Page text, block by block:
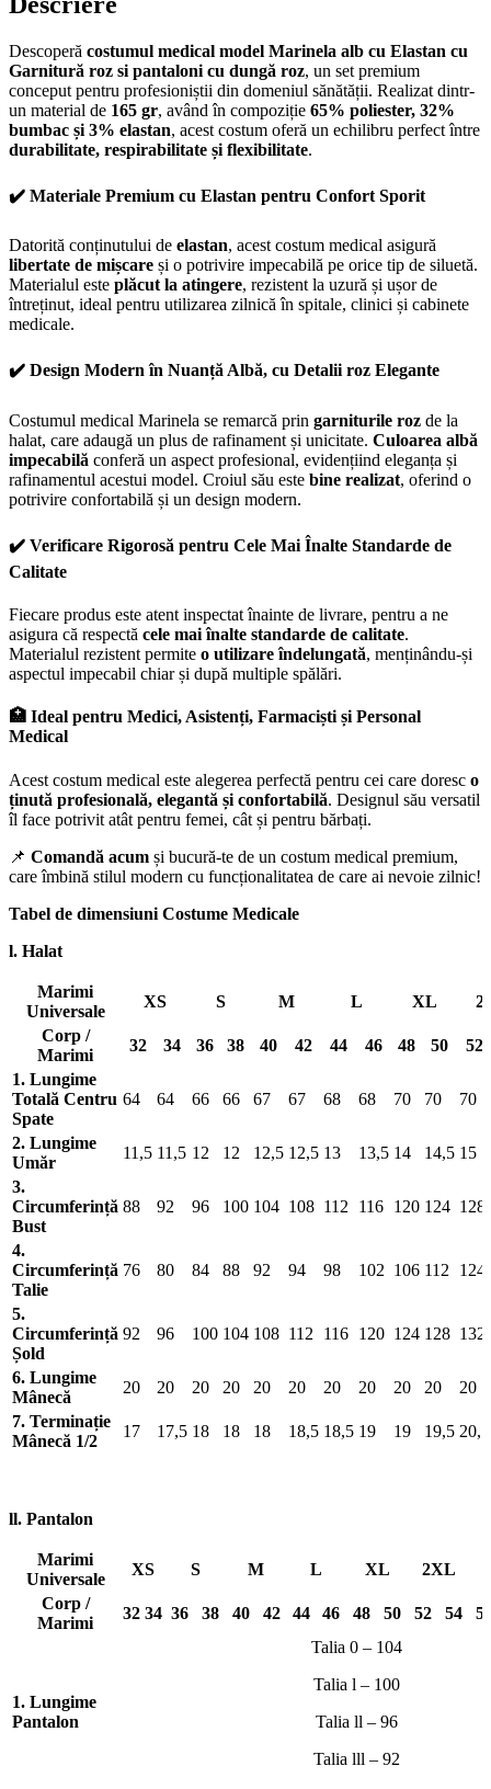
Descoperă costumul medical model Marinela alb cu Elastan cu
Garnitură roz si pantaloni cu dungă roz, un set premium
conceput pentru profesioniștii din domeniul sănătății. Realizat dintr-
un material de 165 gr, având în compoziție 65% poliester, 32%
bumbac și 3% elastan, acest costum oferă un echilibru perfect între
durabilitate, respirabilitate și flexibilitate.
✔️ Materiale Premium cu Elastan pentru Confort Sporit
Datorită conținutului de elastan, acest costum medical asigură
libertate de mișcare și o potrivire impecabilă pe orice tip de siluetă.
Materialul este plăcut la atingere, rezistent la uzură și ușor de
întreținut, ideal pentru utilizarea zilnică în spitale, clinici și cabinete
medicale.
✔️ Design Modern în Nuanță Albă, cu Detalii roz Elegante
Costumul medical Marinela se remarcă prin garniturile roz de la
halat, care adaugă un plus de rafinament și unicitate. Culoarea albă
impecabilă conferă un aspect profesional, evidențiind eleganța și
rafinamentul acestui model. Croiul său este bine realizat, oferind o
potrivire confortabilă și un design modern.
✔️ Verificare Rigorosă pentru Cele Mai Înalte Standarde de
Calitate
Fiecare produs este atent inspectat înainte de livrare, pentru a ne
asigura că respectă cele mai înalte standarde de calitate.
Materialul rezistent permite o utilizare îndelungată, menținându-și
aspectul impecabil chiar și după multiple spălări.
🏥 Ideal pentru Medici, Asistenți, Farmaciști și Personal
Medical
Acest costum medical este alegerea perfectă pentru cei care doresc o
ținută profesională, elegantă și confortabilă. Designul său versatil
îl face potrivit atât pentru femei, cât și pentru bărbați.
📌 Comandă acum și bucură-te de un costum medical premium,
care îmbină stilul modern cu funcționalitatea de care ai nevoie zilnic!
Tabel de dimensiuni Costume Medicale
l. Halat
Marimi
Universale
XS S M L XL
Corp /
Marimi
32 34 36 38 40 42 44 46 48 50
52
1. Lungime
Totală Centru
Spate
64 64 66 66 67 67 68 68 70 70 70
2. Lungime
Umăr
11,5 11,5 12 12 12,5 12,5 13 13,5 14 14,5 15
3.
Circumferință
Bust
88 92 96 100 104 108 112 116 120 124 128
4.
Circumferință
Talie
76 80 84 88 92 94 98 102 106 112 124
5.
Circumferință
Șold
92 96 100 104 108 112 116 120 124 128 132
6. Lungime
Mânecă
20 20 20 20 20 20 20 20 20 20
20
7. Terminație
Mânecă 1/2
17 17,5 18 18 18 18,5 18,5 19 19 19,5 20,5
ll. Pantalon
Marimi
Universale
XS S M L XL 2XL
Corp /
Marimi
32 34 36 38 40 42 44 46 48 50 52 54
1. Lungime
Pantalon
Talia 0 – 104
Talia l – 100
Talia ll – 96
Talia lll – 92